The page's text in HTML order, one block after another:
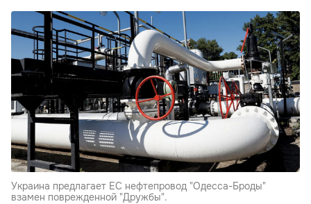
Украина предлагает ЕС нефтепровод "Одесса-Броды"
взамен поврежденной "Дружбы".